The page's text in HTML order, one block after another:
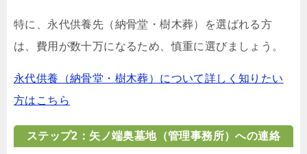
特に、永代供養先（納骨堂・樹木葬）を選ばれる方
は、費用が数十万になるため、慎重に選びましょう。
永代供養（納骨堂・樹木葬）について詳しく知りたい
方はこちら
ステップ2：矢ノ端奥墓地（管理事務所）への連絡